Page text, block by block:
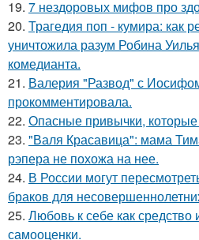
19. 7 нездоровых мифов про
20. Трагедия поп - кумира: как
уничтожила разум Робина
комедианта.
21. Валерия "Развод" с
прокомментировала.
22. Опасные привычки,
23. "Валя Красавица": мама
рэпера не похожа на нее.
24. В России могут
браков для
25. Любовь к себе как средство
самооценки.